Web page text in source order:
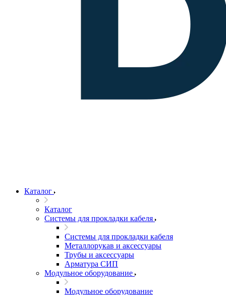
Каталог
Каталог
Системы для прокладки кабеля
Системы для прокладки кабеля
Металлорукав и аксессуары
Трубы и аксессуары
Арматура СИП
Модульное оборудование
Модульное оборудование